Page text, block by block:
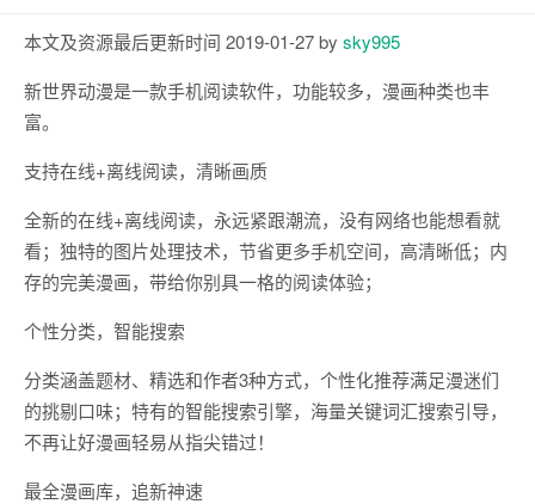
本文及资源最后更新时间 2019-01-27 by sky995
新世界动漫是一款手机阅读软件，功能较多，漫画种类也丰
富。
支持在线+离线阅读，清晰画质
全新的在线+离线阅读，永远紧跟潮流，没有网络也能想看就
看；独特的图片处理技术，节省更多手机空间，高清晰低；内
存的完美漫画，带给你别具一格的阅读体验；
个性分类，智能搜索
分类涵盖题材、精选和作者3种方式，个性化推荐满足漫迷们
的挑剔口味；特有的智能搜索引擎，海量关键词汇搜索引导，
不再让好漫画轻易从指尖错过！
最全漫画库，追新神速